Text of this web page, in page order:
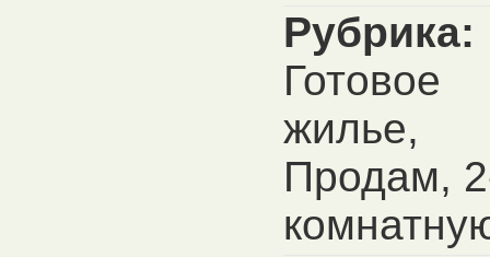
Рубрика:
Готовое
жилье,
Продам,